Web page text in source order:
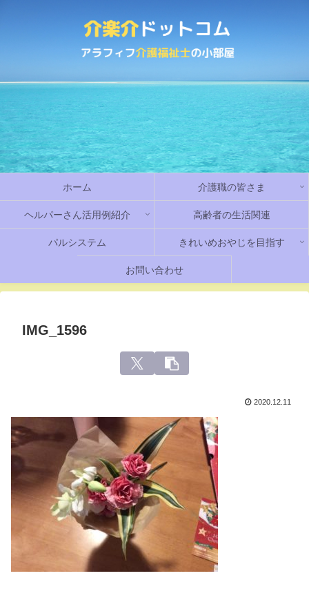
ホーム 介護職の皆さま
ヘルパーさん活用例紹介 高齢者の生活関連
パルシステム きれいめおやじを目指す
お問い合わせ
IMG_1596
2020.12.11